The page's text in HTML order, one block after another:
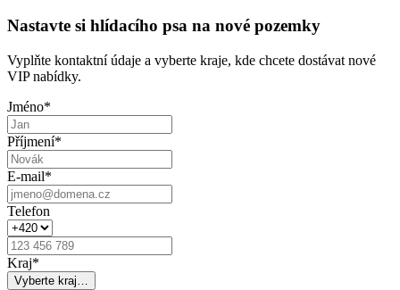
Nastavte si hlídacího psa na nové pozemky
Vyplňte kontaktní údaje a vyberte kraje, kde chcete dostávat nové
VIP nabídky.
Jméno*
Příjmení*
E-mail*
Telefon
Kraj*
Vyberte kraj…